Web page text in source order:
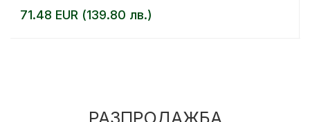
71.48 EUR (139.80 лв.)
РАЗПРОДАЖБА